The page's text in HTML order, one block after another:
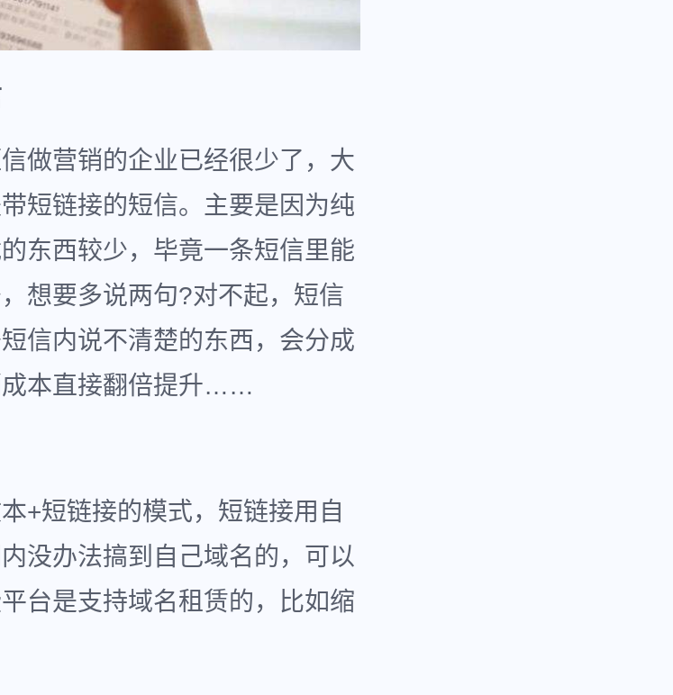
做营销的企业已经很少了，大
短链接的短信。主要是因为纯
东西较少，毕竟一条短信里能
想要多说两句?对不起，短信
信内说不清楚的东西，会分成
成本直接翻倍提升……
+短链接的模式，短链接用自
没办法搞到自己域名的，可以
台是支持域名租赁的，比如缩